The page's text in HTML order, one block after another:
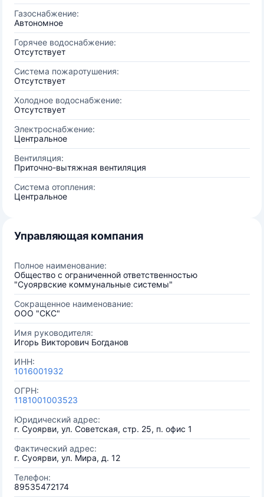
Газоснабжение:
Автономное
Горячее водоснабжение:
Отсутствует
Система пожаротушения:
Отсутствует
Холодное водоснабжение:
Отсутствует
Электроснабжение:
Центральное
Вентиляция:
Приточно-вытяжная вентиляция
Система отопления:
Центральное
Управляющая компания
Полное наименование:
Общество с ограниченной ответственностью
"Суоярвские коммунальные системы"
Сокращенное наименование:
ООО "СКС"
Имя руководителя:
Игорь Викторович Богданов
ИНН:
1016001932
ОГРН:
1181001003523
Юридический адрес:
г. Суоярви, ул. Советская, стр. 25, п. офис 1
Фактический адрес:
г. Суоярви, ул. Мира, д. 12
Телефон:
89535472174